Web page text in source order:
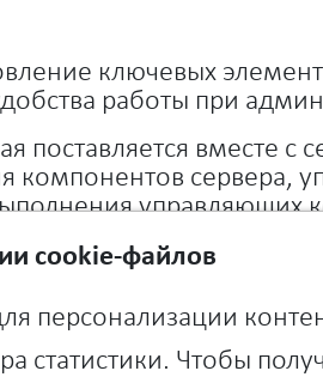
ключевых
работы при
поставляется вместе
компонентов сервера,
управляющих
— более плавная и
cookie-файлов
персонализации
статистики. Чтобы